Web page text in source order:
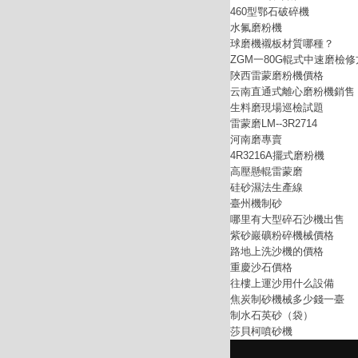
460型鄂石破碎機
水氟磨粉機
球磨機襯板材質哪種？
ZGM一80G輥式中速磨檢修
陜西雷蒙磨粉機價格
云南直通式離心磨粉機銷售
生料磨現場巡檢試題
雷蒙磨LM--3R2714
河南磨專賣
4R3216A擺式磨粉機
高壓懸輥雷蒙磨
硅砂濕法生產線
臺州機制砂
哪里有大型碎石沙機出售
紫砂巖礦粉碎機械價格
路地上洗沙機的價格
重慶沙石價格
往樓上運沙用什么設備
焦炭制砂機械多少錢一臺
制水石英砂（袋）
莎貝柯噴砂機